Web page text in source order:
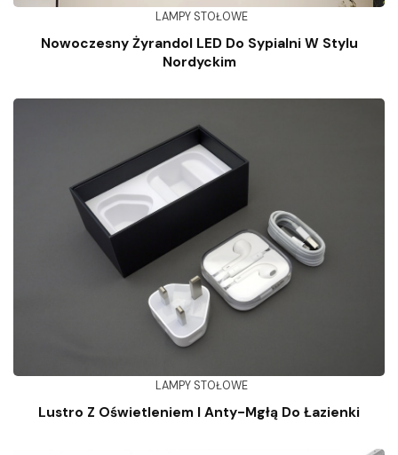
LAMPY STOŁOWE
Nowoczesny Żyrandol LED Do Sypialni W Stylu
Nordyckim
LAMPY STOŁOWE
Lustro Z Oświetleniem I Anty-Mgłą Do Łazienki